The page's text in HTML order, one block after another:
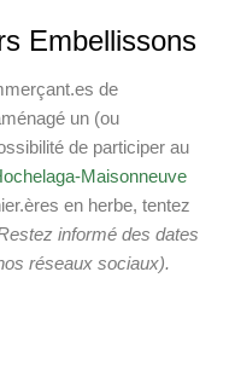
Embellissons
de
un (ou
de participer au
Maisonneuve
en herbe, tentez
informé des dates
réseaux sociaux).